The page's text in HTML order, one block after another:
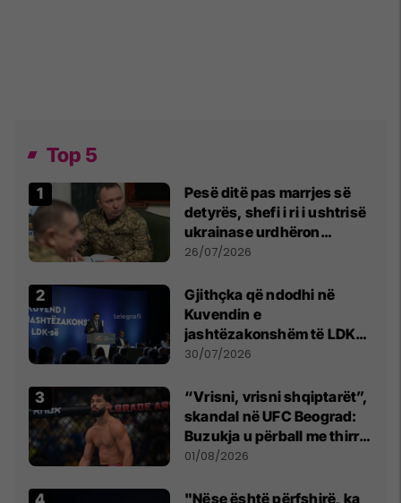
Top 5
Pesë ditë pas marrjes së
detyrës, shefi i ri i ushtrisë
ukrainase urdhëron
kontroll të madh
26/07/2026
Gjithçka që ndodhi në
Kuvendin e
jashtëzakonshëm të LDK-
së
30/07/2026
“Vrisni, vrisni shqiptarët”,
skandal në UFC Beograd:
Buzukja u përball me thirrje
anti-shqiptare nga
01/08/2026
"Nëse është përfshirë, ka